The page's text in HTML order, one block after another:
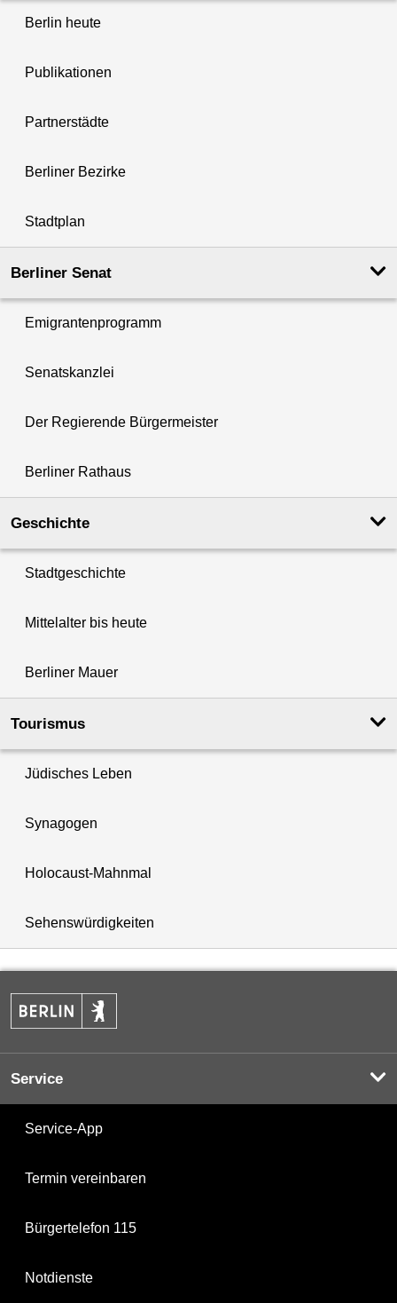
Berlin heute
Publikationen
Partnerstädte
Berliner Bezirke
Stadtplan
Berliner Senat
Emigrantenprogramm
Senatskanzlei
Der Regierende Bürgermeister
Berliner Rathaus
Geschichte
Stadtgeschichte
Mittelalter bis heute
Berliner Mauer
Tourismus
Jüdisches Leben
Synagogen
Holocaust-Mahnmal
Sehenswürdigkeiten
Service
Service-App
Termin vereinbaren
Bürgertelefon 115
Notdienste